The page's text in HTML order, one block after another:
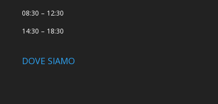
08:30 – 12:30
14:30 – 18:30
DOVE SIAMO